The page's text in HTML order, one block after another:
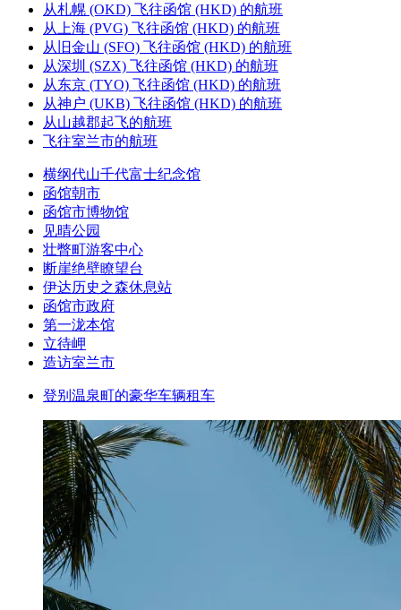
从札幌 (OKD) 飞往函馆 (HKD) 的航班
从上海 (PVG) 飞往函馆 (HKD) 的航班
从旧金山 (SFO) 飞往函馆 (HKD) 的航班
从深圳 (SZX) 飞往函馆 (HKD) 的航班
从东京 (TYO) 飞往函馆 (HKD) 的航班
从神户 (UKB) 飞往函馆 (HKD) 的航班
从山越郡起飞的航班
飞往室兰市的航班
横纲代山千代富士纪念馆
函馆朝市
函馆市博物馆
见晴公园
壮瞥町游客中心
断崖绝壁瞭望台
伊达历史之森休息站
函馆市政府
第一泷本馆
立待岬
造访室兰市
登别温泉町的豪华车辆租车